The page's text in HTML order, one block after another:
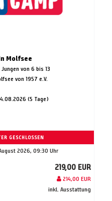
Molfsee
von 6 bis 13
von 1957 e.V.
(5 Tage)
GESCHLOSSEN
2026, 09:30 Uhr
219,00 EUR
214,00 EUR
inkl. Ausstattung